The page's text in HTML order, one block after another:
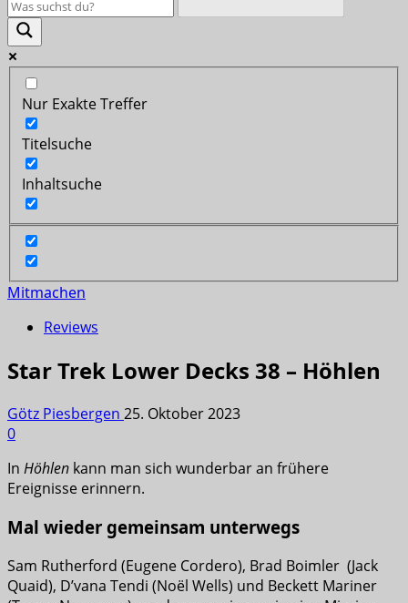
Nur Exakte Treffer
Titelsuche
Inhaltsuche
Mitmachen
Reviews
Star Trek Lower Decks 38 – Höhlen
Götz Piesbergen 25. Oktober 2023
0
In Höhlen kann man sich wunderbar an frühere
Ereignisse erinnern.
Mal wieder gemeinsam unterwegs
Sam Rutherford (Eugene Cordero), Brad Boimler (Jack
Quaid), D’vana Tendi (Noël Wells) und Beckett Mariner